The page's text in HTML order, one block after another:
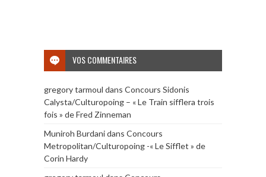
VOS COMMENTAIRES
gregory tarmoul dans Concours Sidonis
Calysta/Culturopoing – « Le Train sifflera trois
fois » de Fred Zinneman
Muniroh Burdanidans Concours
Metropolitan/Culturopoing -« Le Sifflet » de
Corin Hardy